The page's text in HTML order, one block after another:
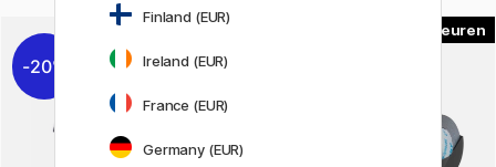
20%
Finland (EUR)
Ireland (EUR)
France (EUR)
Germany (EUR)